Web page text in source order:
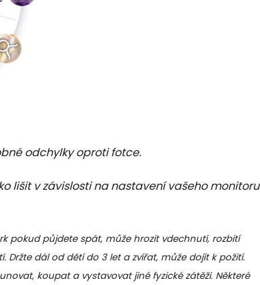
odchylky oproti fotce.
lišit v závislosti na nastavení vašeho monitoru
pokud půjdete spát, může hrozit vdechnutí, rozbití
Držte dál od dětí do 3 let a zvířat, může dojít k požití.
koupat a vystavovat jiné fyzické zátěži. Některé